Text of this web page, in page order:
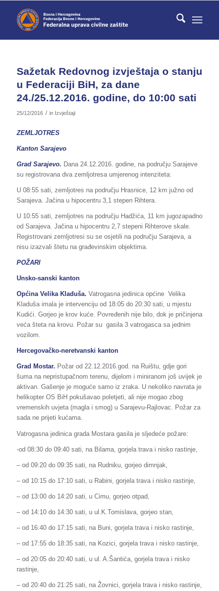
Sažetak Redovnog izvještaja o stanju
u Federaciji BiH, za dane
24./25.12.2016. godine, do 10:00 sati
25/12/2016 / in Izvještaji
ZEMLJOTRES
Kanton Sarajevo
Grad Sarajevo. Dana 24.12.2016. godine, na području Sarajeve
su registrovana dva zemljotresa umjerenog intenziteta:
U 08:55 sati, zemljotres na području Hrasnice, 12 km južno od
Sarajeva. Jačina u hipocentru 3,1 stepen Rihtera.
U 10:55 sati, zemljotres na području Hadžića, 11 km jugozapadno
od Sarajeva. Jačina u hipocentru 2,7 stepeni Rihterove skale.
Registrovani zemljotresi su se osjetili na području Sarajeva, a
nisu izazvali štetu na građevinskim objektima.
POŽARI
Unsko-sanski kanton
Općina Velika Kladuša. Vatrogasna jedinica općine Velika
Kladuša imala je intervenciju od 18:05 do 20:30 sati, u mjestu
Kudići. Gorjeo je krov kuće. Povređenih nije bilo, dok je pričinjena
veća šteta na krovu. Požar su gasila 3 vatrogasca sa jednim
vozilom.
Hercegovačko-neretvanski kanton
Grad Mostar. Požar od 22.12.2016.god. na Ruištu, gdje gori
šuma na nepristupačnom terenu, dijelom i miniranom još uvijek je
aktivan. Gašenje je moguće samo iz zraka. U nekoliko navrata je
helikopter OS BiH pokušavao poletjeti, ali nije mogao zbog
vremenskih uvjeta (magla i smog) u Sarajevu-Rajlovac. Požar za
sada ne prijeti kućama.
Vatrogasna jedinica grada Mostara gasila je sljedeće požare:
-od 08:30 do 09:40 sati, na Bilama, gorjela trava i nisko rastinje,
– od 09:20 do 09:35 sati, na Rudniku, gorjeo dimnjak,
– od 10:15 do 17:10 sati, u Rabini, gorjela trava i nisko rastinje,
– od 13:00 do 14:20 sati, u Cimu, gorjeo otpad,
– od 14:10 do 14:30 sati, u ul.K.Tomislava, gorjeo stan,
– od 16:40 do 17:15 sati, na Buni, gorjela trava i nisko rastinje,
– od 17:55 do 18:35 sati, na Kozici, gorjela trava i nisko rastinje,
– od 20:05 do 20:40 sati, u ul. A.Šantića, gorjela trava i nisko
rastinje,
– od 20:40 do 21:25 sati, na Žovnici, gorjela trava i nisko rastinje,